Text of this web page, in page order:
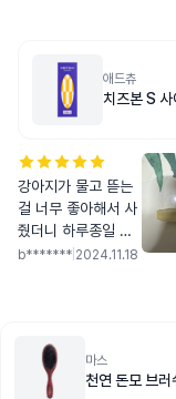
들이 맛있게 먹어요
애드츄
치즈본 S 사
강아지가 물고 뜯는
걸 너무 좋아해서 사
줬더니 하루종일 맛
보고 한개가지고 며
b******* 2024.11.18
마스
천연 돈모 브러